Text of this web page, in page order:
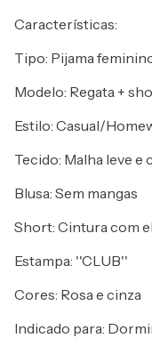
Características:
Tipo: Pijama
Modelo: Regata +
Estilo: Casual/
Tecido: Malha leve e
Blusa: Sem mangas
Short: Cintura com
Estampa: ''CLUB''
Cores: Rosa e cinza
Indicado para: